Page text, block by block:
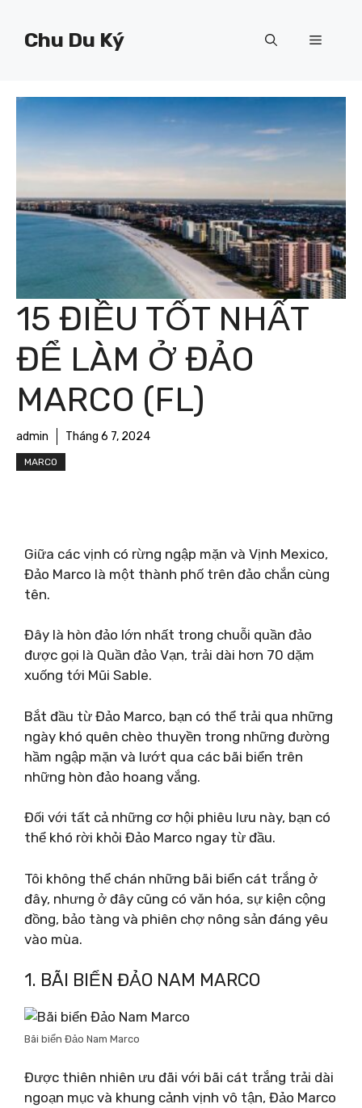
Chu Du Ký Menu
15 ĐIỀU TỐT NHẤT
ĐỂ LÀM Ở ĐẢO
MARCO (FL)
admin Tháng 6 7, 2024
MARCO
Giữa các vịnh có rừng ngập mặn và Vịnh Mexico,
Đảo Marco là một thành phố trên đảo chắn cùng
tên.
Đây là hòn đảo lớn nhất trong chuỗi quần đảo
được gọi là Quần đảo Vạn, trải dài hơn 70 dặm
xuống tới Mũi Sable.
Bắt đầu từ Đảo Marco, bạn có thể trải qua những
ngày khó quên chèo thuyền trong những đường
hầm ngập mặn và lướt qua các bãi biển trên
những hòn đảo hoang vắng.
Đối với tất cả những cơ hội phiêu lưu này, bạn có
thể khó rời khỏi Đảo Marco ngay từ đầu.
Tôi không thể chán những bãi biển cát trắng ở
đây, nhưng ở đây cũng có văn hóa, sự kiện cộng
đồng, bảo tàng và phiên chợ nông sản đáng yêu
vào mùa.
1. BÃI BIỂN ĐẢO NAM MARCO
Bãi biển Đảo Nam Marco
Được thiên nhiên ưu đãi với bãi cát trắng trải dài
ngoạn mục và khung cảnh vịnh vô tận, Đảo Marco